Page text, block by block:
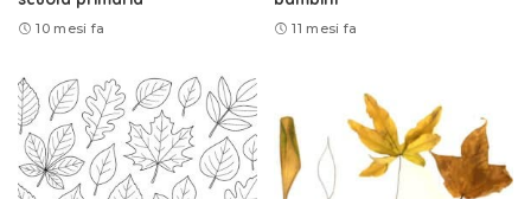
10 mesi fa 11 mesi fa